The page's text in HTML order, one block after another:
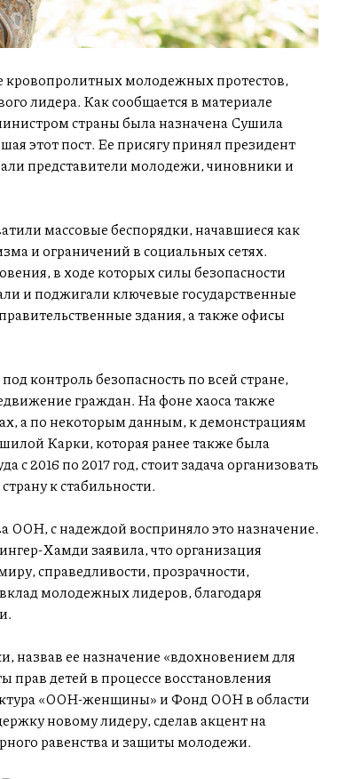
кровопролитных молодежных протестов,
лидера. Как сообщается в материале
страны была назначена Сушила
этот пост. Ее присягу принял президент
представители молодежи, чиновники и
массовые беспорядки, начавшиеся как
и ограничений в социальных сетях.
в ходе которых силы безопасности
и поджигали ключевые государственные
здания, а также офисы
контроль безопасность по всей стране,
граждан. На фоне хаоса также
а по некоторым данным, к демонстрациям
Карки, которая ранее также была
2016 по 2017 год, стоит задача организовать
к стабильности.
ООН, с надеждой восприняло это назначение.
Хамди заявила, что организация
справедливости, прозрачности,
молодежных лидеров, благодаря
ее назначение «вдохновением для
детей в процессе восстановления
«ООН-женщины» и Фонд ООН в области
новому лидеру, сделав акцент на
равенства и защиты молодежи.